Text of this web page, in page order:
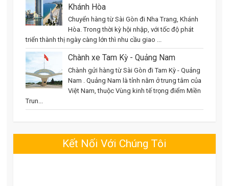
Khánh Hòa
Chuyển hàng từ Sài Gòn đi Nha Trang, Khánh
Hòa. Trong thời kỳ hội nhập, với tốc độ phát
triển thành thị ngày càng lớn thì nhu cầu giao ...
Chành xe Tam Kỳ - Quảng Nam
Chành gửi hàng từ Sài Gòn đi Tam Kỳ - Quảng
Nam . Quảng Nam là tỉnh nằm ở trung tâm của
Việt Nam, thuộc Vùng kinh tế trọng điểm Miền
Trun...
Kết Nối Với Chúng Tôi